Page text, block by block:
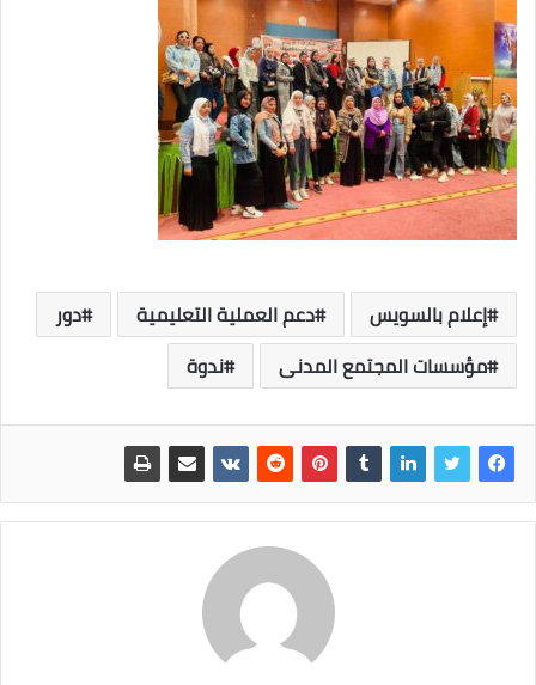
إعلام بالسويس دعم العملية التعليمية
دور
مؤسسات المجتمع المدنى
ندوة